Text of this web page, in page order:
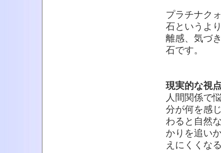
プラチナク
石というよ
離感、気づ
石です。
現実的な視
人間関係で
分が何を感
わると自然
かりを追い
えにくくな